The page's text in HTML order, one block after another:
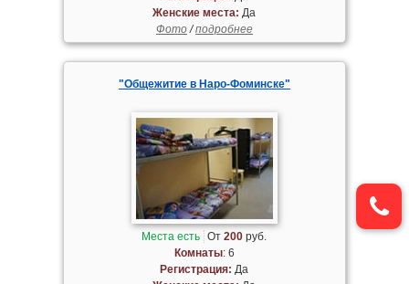
Женские места: Да
Фото/подробнее
"Общежитие в Наро-Фоминске"
Места есть От200 руб.
Комнаты: 6
Регистрация: Да